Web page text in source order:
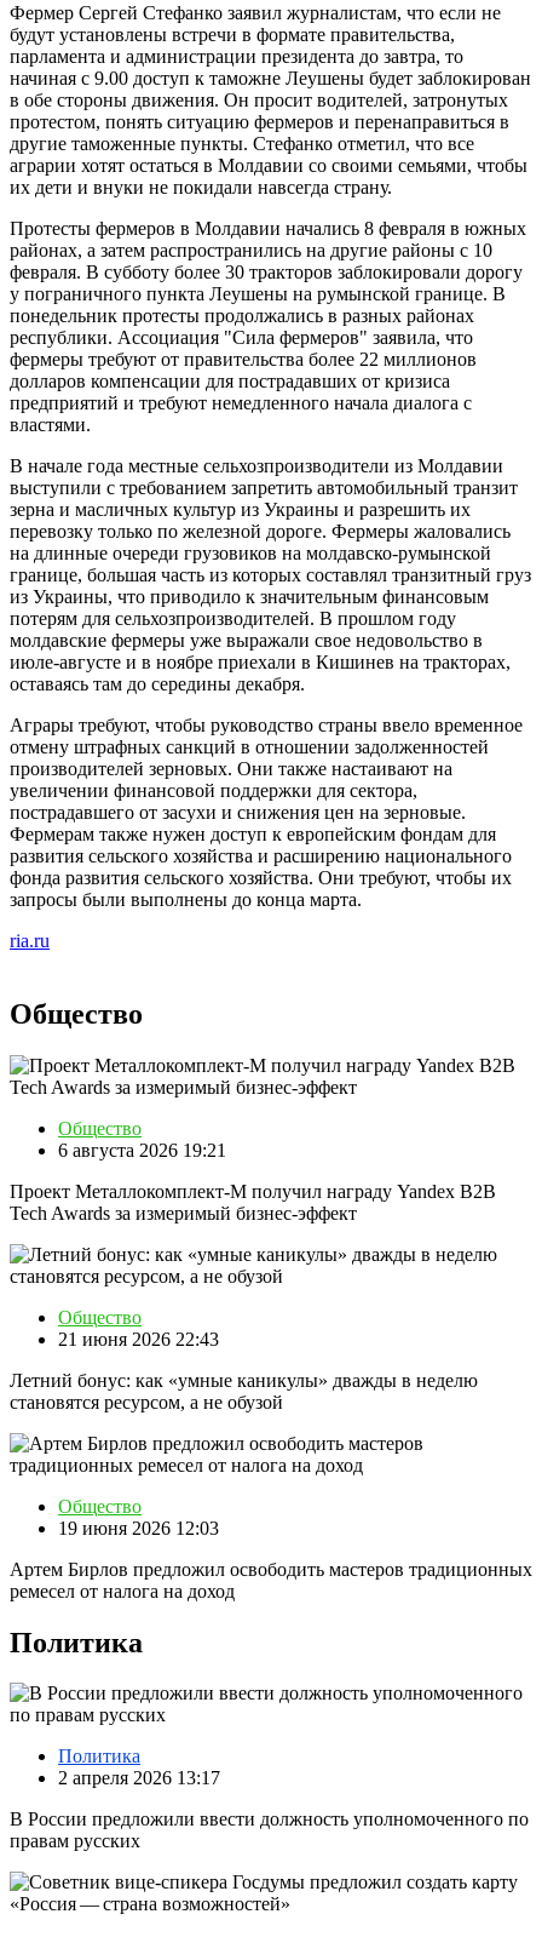
Фермер Сергей Стефанко заявил журналистам, что если не
будут установлены встречи в формате правительства,
парламента и администрации президента до завтра, то
начиная с 9.00 доступ к таможне Леушены будет заблокирован
в обе стороны движения. Он просит водителей, затронутых
протестом, понять ситуацию фермеров и перенаправиться в
другие таможенные пункты. Стефанко отметил, что все
аграрии хотят остаться в Молдавии со своими семьями, чтобы
их дети и внуки не покидали навсегда страну.
Протесты фермеров в Молдавии начались 8 февраля в южных
районах, а затем распространились на другие районы с 10
февраля. В субботу более 30 тракторов заблокировали дорогу
у пограничного пункта Леушены на румынской границе. В
понедельник протесты продолжались в разных районах
республики. Ассоциация "Сила фермеров" заявила, что
фермеры требуют от правительства более 22 миллионов
долларов компенсации для пострадавших от кризиса
предприятий и требуют немедленного начала диалога с
властями.
В начале года местные сельхозпроизводители из Молдавии
выступили с требованием запретить автомобильный транзит
зерна и масличных культур из Украины и разрешить их
перевозку только по железной дороге. Фермеры жаловались
на длинные очереди грузовиков на молдавско-румынской
границе, большая часть из которых составлял транзитный груз
из Украины, что приводило к значительным финансовым
потерям для сельхозпроизводителей. В прошлом году
молдавские фермеры уже выражали свое недовольство в
июле-августе и в ноябре приехали в Кишинев на тракторах,
оставаясь там до середины декабря.
Аграры требуют, чтобы руководство страны ввело временное
отмену штрафных санкций в отношении задолженностей
производителей зерновых. Они также настаивают на
увеличении финансовой поддержки для сектора,
пострадавшего от засухи и снижения цен на зерновые.
Фермерам также нужен доступ к европейским фондам для
развития сельского хозяйства и расширению национального
фонда развития сельского хозяйства. Они требуют, чтобы их
запросы были выполнены до конца марта.
ria.ru
Общество
Общество
6 августа 2026 19:21
Проект Металлокомплект-М получил награду Yandex B2B
Tech Awards за измеримый бизнес-эффект
Общество
21 июня 2026 22:43
Летний бонус: как «умные каникулы» дважды в неделю
становятся ресурсом, а не обузой
Общество
19 июня 2026 12:03
Артем Бирлов предложил освободить мастеров традиционных
ремесел от налога на доход
Политика
Политика
2 апреля 2026 13:17
В России предложили ввести должность уполномоченного по
правам русских